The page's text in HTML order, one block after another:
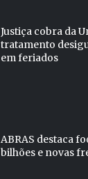
Justiça cobra da
tratamento
em feriados
ABRAS destaca
bilhões e novas